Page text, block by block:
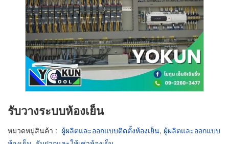
รับวางระบบห้องเย็น
หมวดหมู่สินค้า : ผู้ผลิตและออกแบบติดตั้งห้องเย็น, ผู้ผลิตและออกแบบ